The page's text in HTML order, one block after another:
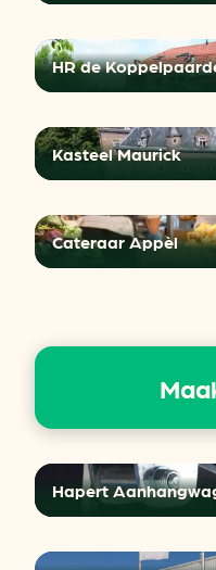
HR de
Kasteel Maurick
Cateraar Appèl
Hapert